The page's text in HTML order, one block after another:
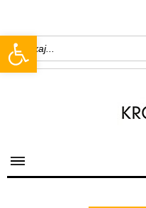
Open toolbar
Search
for: